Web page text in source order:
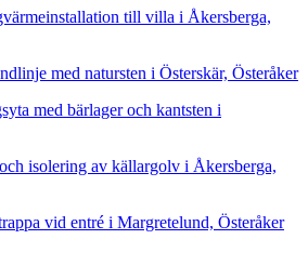
till villa i Åkersberga,
med natursten i Österskär, Österåker
med bärlager och kantsten i
isolering av källargolv i Åkersberga,
vid entré i Margretelund, Österåker